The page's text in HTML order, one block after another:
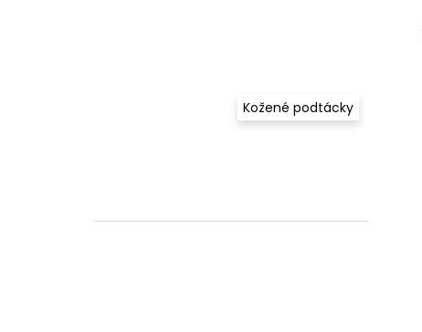
Kožené podtácky